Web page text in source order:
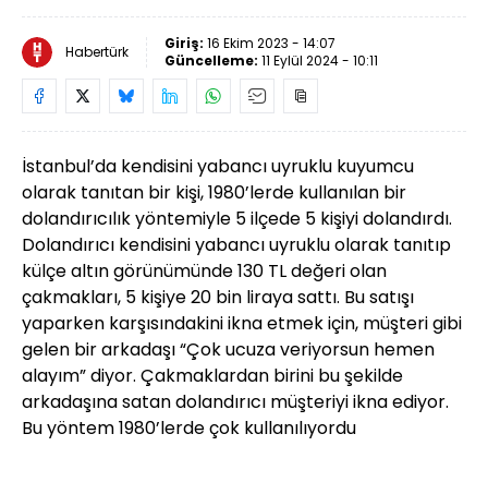
Habertürk Giriş: 16 Ekim 2023 - 14:07
Güncelleme: 11 Eylül 2024 - 10:11
İstanbul’da kendisini yabancı uyruklu kuyumcu
olarak tanıtan bir kişi, 1980’lerde kullanılan bir
dolandırıcılık yöntemiyle 5 ilçede 5 kişiyi dolandırdı.
Dolandırıcı kendisini yabancı uyruklu olarak tanıtıp
külçe altın görünümünde 130 TL değeri olan
çakmakları, 5 kişiye 20 bin liraya sattı. Bu satışı
yaparken karşısındakini ikna etmek için, müşteri gibi
gelen bir arkadaşı “Çok ucuza veriyorsun hemen
alayım” diyor. Çakmaklardan birini bu şekilde
arkadaşına satan dolandırıcı müşteriyi ikna ediyor.
Bu yöntem 1980’lerde çok kullanılıyordu